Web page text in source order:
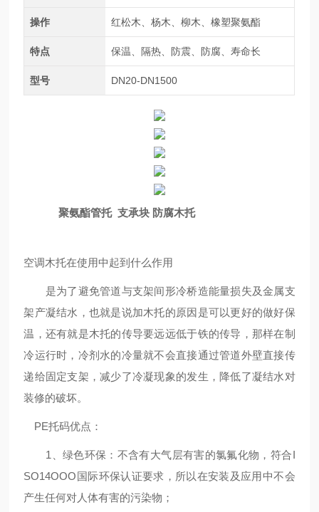
操作 红松木、杨木、柳木、橡塑聚氨酯
特点 保温、隔热、防震、防腐、寿命长
型号 DN20-DN1500
聚氨酯管托 支承块 防腐木托
空调木托在使用中起到什么作用
是为了避免管道与支架间形冷桥造能量损失及金属支
架产凝结水，也就是说加木托的原因是可以更好的做好保
温，还有就是木托的传导要远远低于铁的传导，那样在制
冷运行时，冷剂水的冷量就不会直接通过管道外壁直接传
递给固定支架，减少了冷凝现象的发生，降低了凝结水对
装修的破坏。
PE托码优点：
1、绿色环保：不含有大气层有害的氯氟化物，符合I
SO14OOO国际环保认证要求，所以在安装及应用中不会
产生任何对人体有害的污染物；